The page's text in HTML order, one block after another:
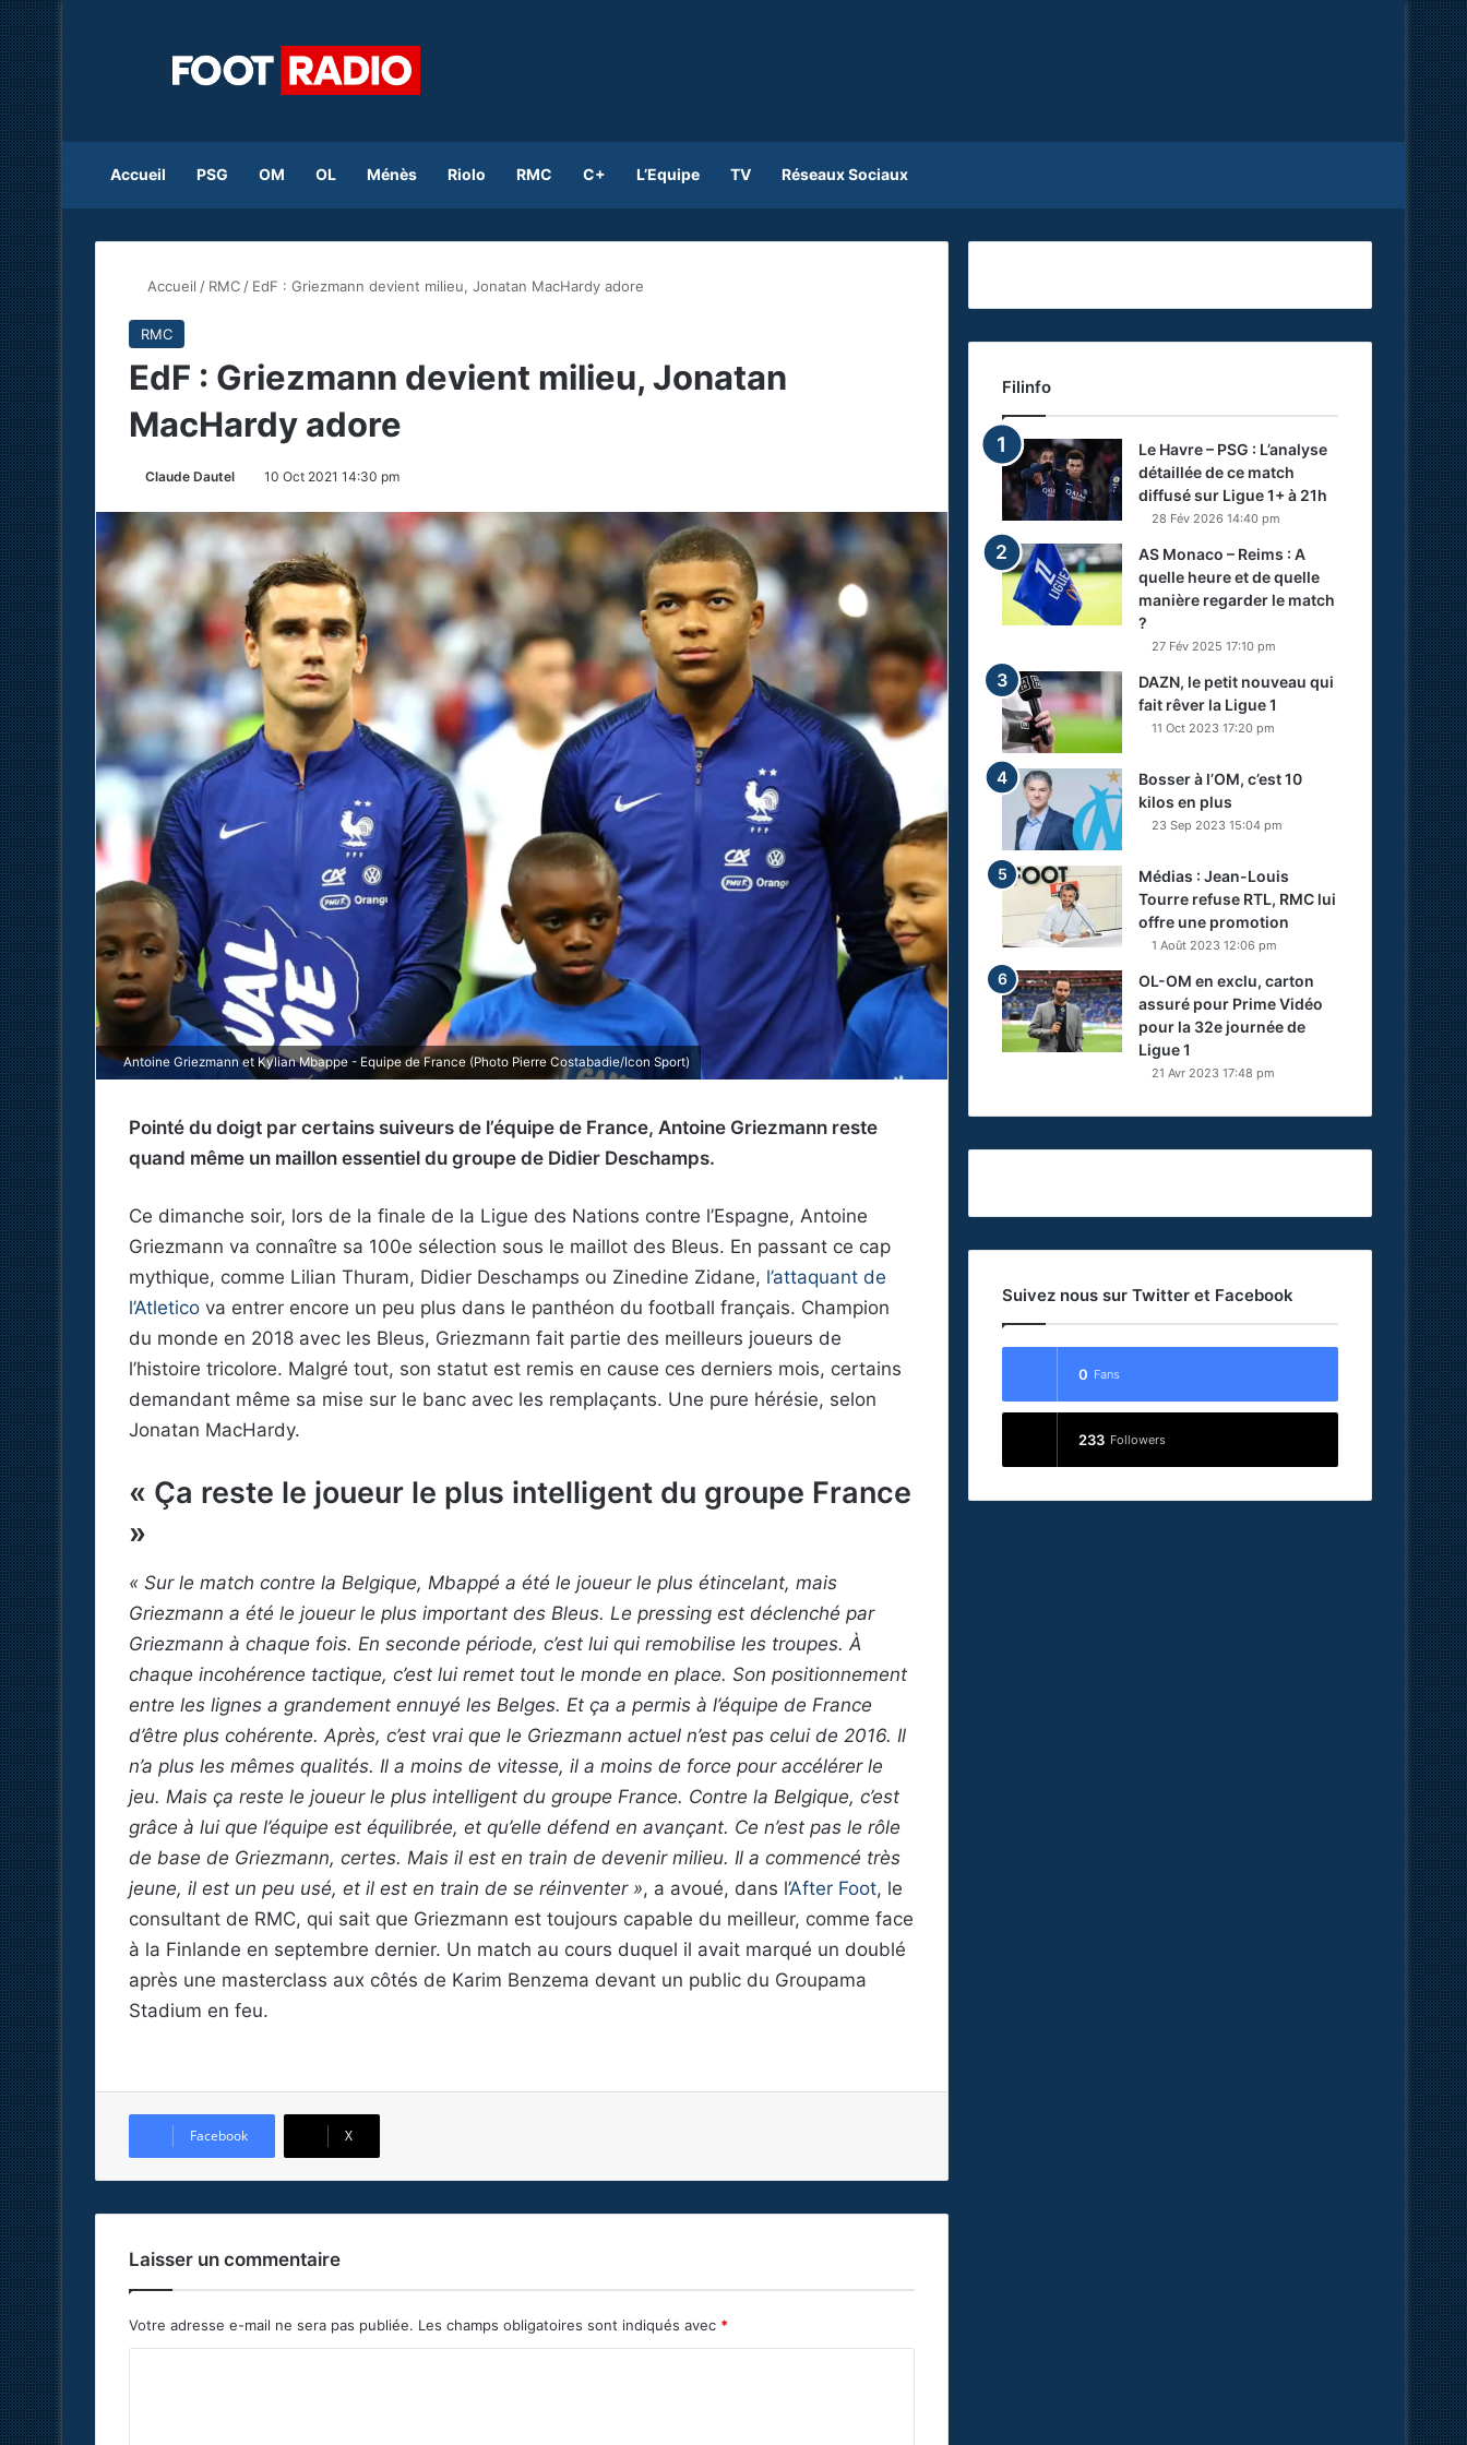
Accueil PSG OM OL Ménès Riolo RMC C+ L’Equipe TV Réseaux Sociaux
Accueil / RMC / EdF : Griezmann devient milieu, Jonatan MacHardy adore
RMC
EdF : Griezmann devient milieu, Jonatan
MacHardy adore
Claude Dautel 10 Oct 2021 14:30 pm
Antoine Griezmann et Kylian Mbappe - Equipe de France (Photo Pierre Costabadie/Icon Sport)
Pointé du doigt par certains suiveurs de l’équipe de France, Antoine Griezmann reste
quand même un maillon essentiel du groupe de Didier Deschamps.
Ce dimanche soir, lors de la finale de la Ligue des Nations contre l’Espagne, Antoine
Griezmann va connaître sa 100e sélection sous le maillot des Bleus. En passant ce cap
mythique, comme Lilian Thuram, Didier Deschamps ou Zinedine Zidane, l’attaquant de
l’Atletico va entrer encore un peu plus dans le panthéon du football français. Champion
du monde en 2018 avec les Bleus, Griezmann fait partie des meilleurs joueurs de
l’histoire tricolore. Malgré tout, son statut est remis en cause ces derniers mois, certains
demandant même sa mise sur le banc avec les remplaçants. Une pure hérésie, selon
Jonatan MacHardy.
« Ça reste le joueur le plus intelligent du groupe France
»
« Sur le match contre la Belgique, Mbappé a été le joueur le plus étincelant, mais
Griezmann a été le joueur le plus important des Bleus. Le pressing est déclenché par
Griezmann à chaque fois. En seconde période, c’est lui qui remobilise les troupes. À
chaque incohérence tactique, c’est lui remet tout le monde en place. Son positionnement
entre les lignes a grandement ennuyé les Belges. Et ça a permis à l’équipe de France
d’être plus cohérente. Après, c’est vrai que le Griezmann actuel n’est pas celui de 2016. Il
n’a plus les mêmes qualités. Il a moins de vitesse, il a moins de force pour accélérer le
jeu. Mais ça reste le joueur le plus intelligent du groupe France. Contre la Belgique, c’est
grâce à lui que l’équipe est équilibrée, et qu’elle défend en avançant. Ce n’est pas le rôle
de base de Griezmann, certes. Mais il est en train de devenir milieu. Il a commencé très
jeune, il est un peu usé, et il est en train de se réinventer », a avoué, dans l’After Foot, le
consultant de RMC, qui sait que Griezmann est toujours capable du meilleur, comme face
à la Finlande en septembre dernier. Un match au cours duquel il avait marqué un doublé
après une masterclass aux côtés de Karim Benzema devant un public du Groupama
Stadium en feu.
Facebook X
Laisser un commentaire
Votre adresse e-mail ne sera pas publiée. Les champs obligatoires sont indiqués avec *
Filinfo
Le Havre – PSG : L’analyse
détaillée de ce match
diffusé sur Ligue 1+ à 21h
28 Fév 2026 14:40 pm
AS Monaco – Reims : A
quelle heure et de quelle
manière regarder le match
?
27 Fév 2025 17:10 pm
DAZN, le petit nouveau qui
fait rêver la Ligue 1
11 Oct 2023 17:20 pm
Bosser à l’OM, c’est 10
kilos en plus
23 Sep 2023 15:04 pm
Médias : Jean-Louis
Tourre refuse RTL, RMC lui
offre une promotion
1 Août 2023 12:06 pm
OL-OM en exclu, carton
assuré pour Prime Vidéo
pour la 32e journée de
Ligue 1
21 Avr 2023 17:48 pm
Suivez nous sur Twitter et Facebook
0 Fans
233 Followers